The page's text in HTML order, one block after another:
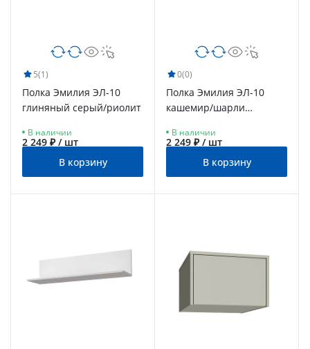
5(1)
Полка Эмилия ЭЛ-10
глиняный серый/риолит
В наличии
2 249 ₽ / шт
В корзину
0(0)
Полка Эмилия ЭЛ-10
кашемир/шарли
В наличии
2 249 ₽ / шт
В корзину